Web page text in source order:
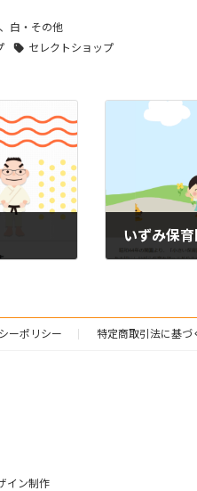
、 白・その他
セレクトショップ
いずみ保育
ーポリシー 特定商取引法に基づ
イン制作